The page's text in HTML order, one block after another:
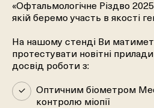
«Офтальмологічне Різдво
якій беремо участь в якості
На нашому стенді Ви
протестувати новітні
досвід роботи з:
Оптичним біометром
контролю міопії